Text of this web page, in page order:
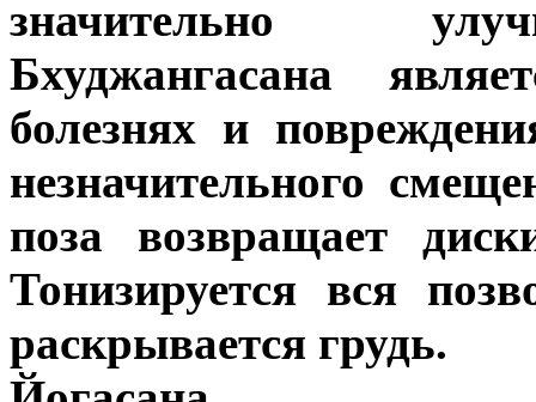
значительно
Бхуджангасана
болезнях и
незначительного
поза возвращает
Тонизируется вся
раскрывается грудь.